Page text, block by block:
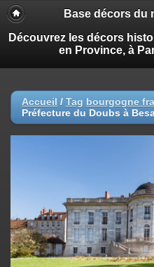
Base décors du
Découvrez les décors
en Province, à
Accueil / Tag bourgogne
Préfecture du Doubs à